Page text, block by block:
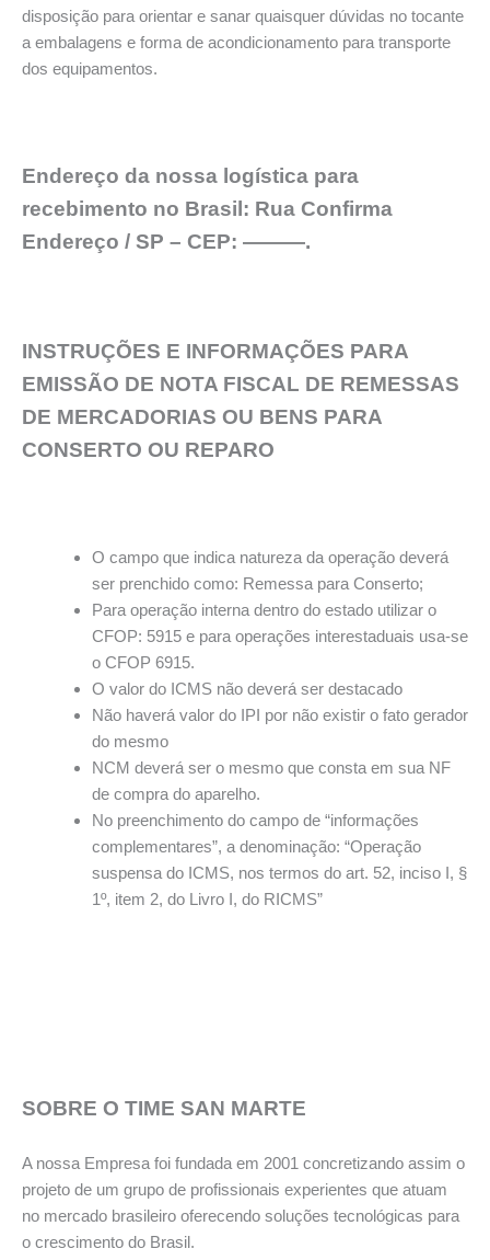
disposição para orientar e sanar quaisquer dúvidas no tocante
a embalagens e forma de acondicionamento para transporte
dos equipamentos.
Endereço da nossa logística para
recebimento no Brasil: Rua Confirma
Endereço / SP – CEP: ———.
INSTRUÇÕES E INFORMAÇÕES PARA
EMISSÃO DE NOTA FISCAL DE REMESSAS
DE MERCADORIAS OU BENS PARA
CONSERTO OU REPARO
O campo que indica natureza da operação deverá
ser prenchido como: Remessa para Conserto;
Para operação interna dentro do estado utilizar o
CFOP: 5915 e para operações interestaduais usa-se
o CFOP 6915.
O valor do ICMS não deverá ser destacado
Não haverá valor do IPI por não existir o fato gerador
do mesmo
NCM deverá ser o mesmo que consta em sua NF
de compra do aparelho.
No preenchimento do campo de “informações
complementares”, a denominação: “Operação
suspensa do ICMS, nos termos do art. 52, inciso I, §
1º, item 2, do Livro I, do RICMS”
SOBRE O TIME SAN MARTE
A nossa Empresa foi fundada em 2001 concretizando assim o
projeto de um grupo de profissionais experientes que atuam
no mercado brasileiro oferecendo soluções tecnológicas para
o crescimento do Brasil.